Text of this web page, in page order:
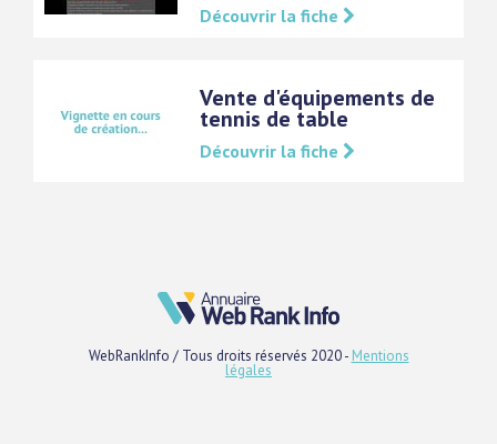
Découvrir la fiche
Vente d'équipements de
tennis de table
Découvrir la fiche
WebRankInfo / Tous droits réservés 2020 - Mentions
légales